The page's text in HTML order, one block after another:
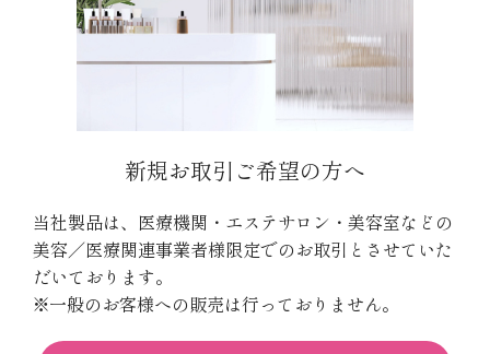
新規お取引ご希望の方へ
当社製品は、医療機関・エステサロン・美容室などの
美容／医療関連事業者様限定でのお取引とさせていた
だいております。
※一般のお客様への販売は行っておりません。